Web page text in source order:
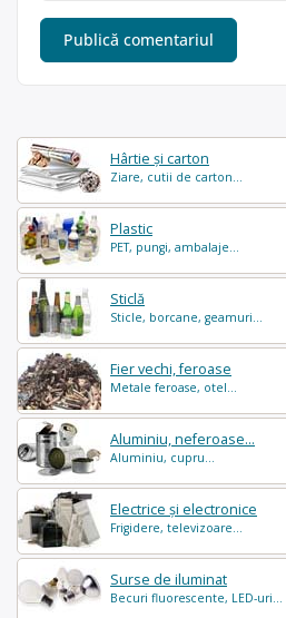
Hârtie și carton
Ziare, cutii de carton...
Plastic
PET, pungi, ambalaje...
Sticlă
Sticle, borcane, geamuri...
Fier vechi, feroase
Metale feroase, otel...
Aluminiu, neferoase...
Aluminiu, cupru...
Electrice și electronice
Frigidere, televizoare...
Surse de iluminat
Becuri fluorescente, LED-uri...